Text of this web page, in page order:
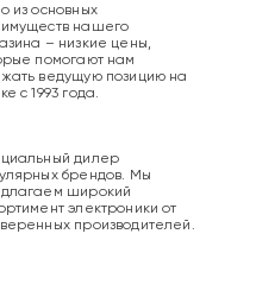
из основных
нашего
– низкие цены,
помогают нам
ведущую позицию на
с 1993 года.
дилер
брендов. Мы
широкий
электроники от
производителей.